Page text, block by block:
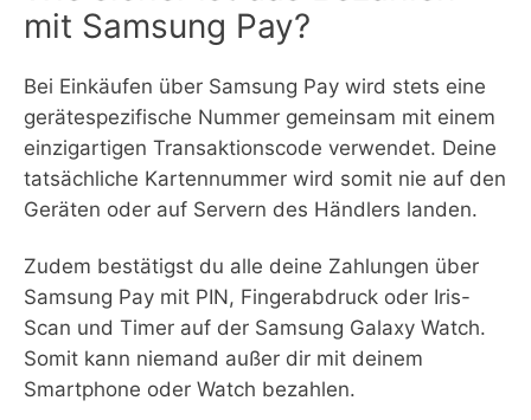
mit Samsung Pay?
Bei Einkäufen über Samsung Pay wird stets eine
gerätespezifische Nummer gemeinsam mit einem
einzigartigen Transaktionscode verwendet. Deine
tatsächliche Kartennummer wird somit nie auf den
Geräten oder auf Servern des Händlers landen.
Zudem bestätigst du alle deine Zahlungen über
Samsung Pay mit PIN, Fingerabdruck oder Iris-
Scan und Timer auf der Samsung Galaxy Watch.
Somit kann niemand außer dir mit deinem
Smartphone oder Watch bezahlen.